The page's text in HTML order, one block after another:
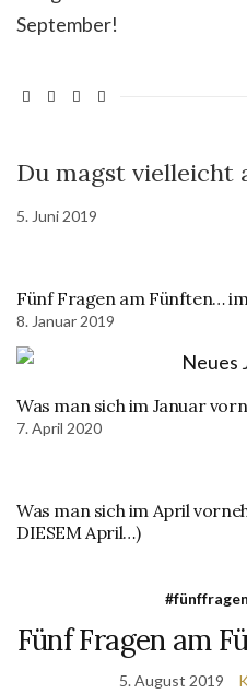
September!
Du magst vielleicht
5. Juni 2019
Fünf Fragen am Fünften…
8. Januar 2019
Was man sich im Januar
7. April 2020
Was man sich im April
DIESEM April…)
Fünf Fragen am
5. August 2019